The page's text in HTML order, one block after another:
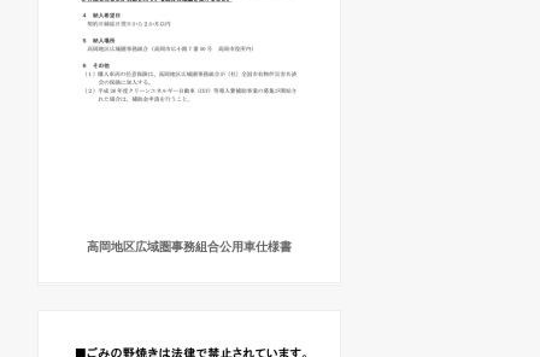
高岡地区広域圏事務組合公用車仕様書